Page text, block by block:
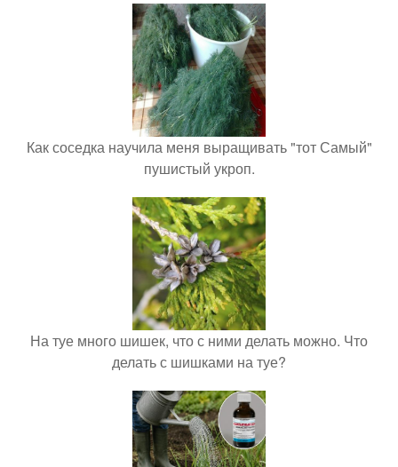
Как соседка научила меня выращивать "тот Самый"
пушистый укроп.
На туе много шишек, что с ними делать можно. Что
делать с шишками на туе?